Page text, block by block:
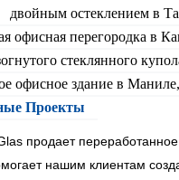
двойным остеклением в
офисная перегородка в
стеклянного
офисное здание в
Проекты
продает
нашим клиентам